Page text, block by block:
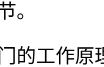
。
的工作原